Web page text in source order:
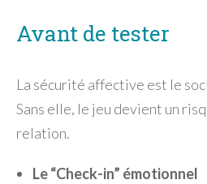
Avant de tester
La sécurité affective est le
Sans elle, le jeu devient un
relation.
Le “Check-in” émotionnel